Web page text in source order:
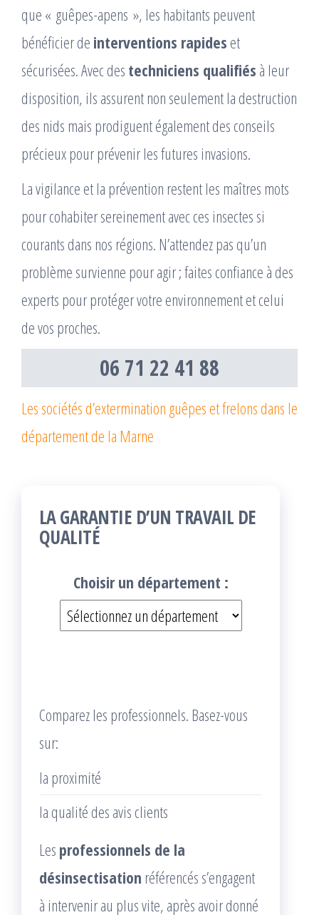
que « guêpes-apens », les habitants peuvent
bénéficier de interventions rapides et
sécurisées. Avec des techniciens qualifiés à leur
disposition, ils assurent non seulement la destruction
des nids mais prodiguent également des conseils
précieux pour prévenir les futures invasions.
La vigilance et la prévention restent les maîtres mots
pour cohabiter sereinement avec ces insectes si
courants dans nos régions. N’attendez pas qu’un
problème survienne pour agir ; faites confiance à des
experts pour protéger votre environnement et celui
de vos proches.
06 71 22 41 88
Les sociétés d’extermination guêpes et frelons dans le
département de la Marne
LA GARANTIE D’UN TRAVAIL DE
QUALITÉ
Choisir un département :
Comparez les professionnels. Basez-vous
sur:
la proximité
la qualité des avis clients
Les professionnels de la
désinsectisation référencés s’engagent
à intervenir au plus vite, après avoir donné